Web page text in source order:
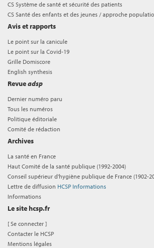
CS Système de santé et sécurité des patients
CS Santé des enfants et des jeunes / approche
Avis et rapports
Le point sur la canicule
Le point sur la Covid-19
Grille Domiscore
English synthesis
Revueadsp
Dernier numéro paru
Tous les numéros
Politique éditoriale
Comité de rédaction
Archives
La santé en France
Haut Comité de la santé publique (1992-2004)
Conseil supérieur d'hygiène publique de France (1902-
Lettre de diffusion HCSP Informations
Informations
Le site hcsp.fr
[Se connecter ]
Contacter le HCSP
Mentions légales